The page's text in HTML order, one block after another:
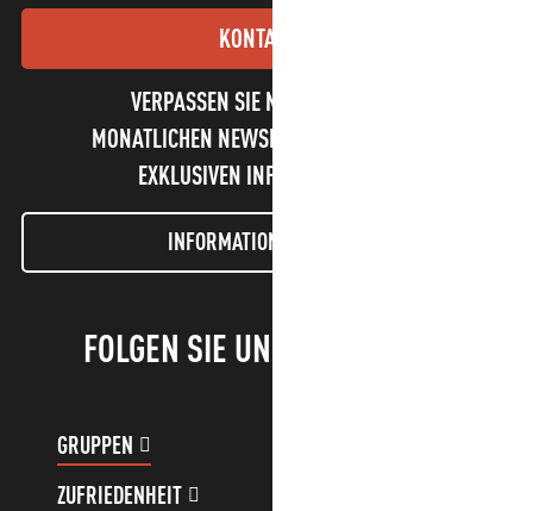
KONTAKT
VERPASSEN SIE NICHT UNSEREN
MONATLICHEN NEWSLETTER UND UNSERE
EXKLUSIVEN INFORMATIONEN!
INFORMATIONEN LETTER
FOLGEN SIE UNS!
GRUPPEN
ZUFRIEDENHEIT